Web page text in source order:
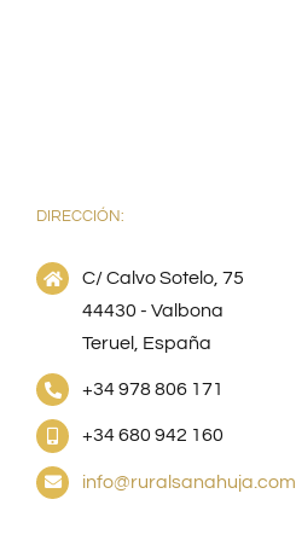
DIRECCIÓN:
C/ Calvo Sotelo, 75
44430 - Valbona
Teruel, España
+34 978 806 171
+34 680 942 160
info@ruralsanahuja.com